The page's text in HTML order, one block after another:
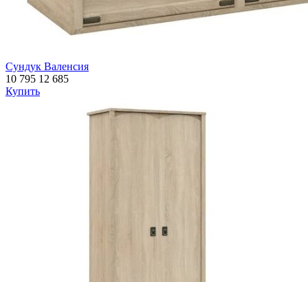
Сундук Валенсия
10 795 12 685
Купить